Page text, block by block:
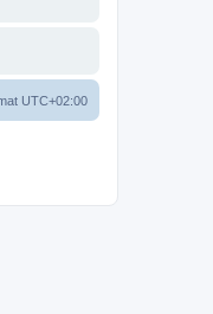
UTC+02:00